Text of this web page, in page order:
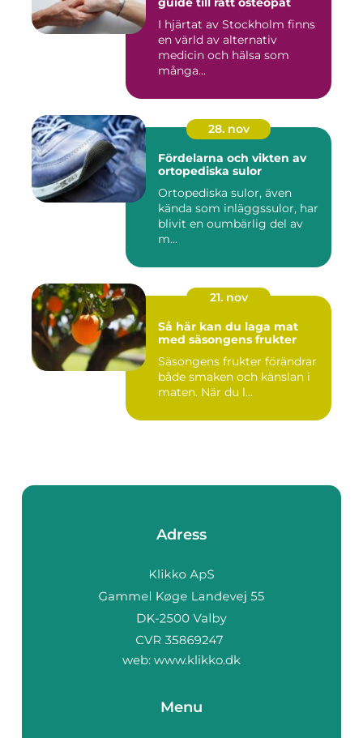
I hjärtat av Stockholm finns
en värld av alternativ
medicin och hälsa som
många...
28. nov
Fördelarna och vikten av
ortopediska sulor
Ortopediska sulor, även
kända som inläggssulor, har
blivit en oumbärlig del av
m...
21. nov
Så här kan du laga mat
med säsongens frukter
Säsongens frukter förändrar
både smaken och känslan i
maten. När du l...
Adress
web: www.klikko.dk
Menu